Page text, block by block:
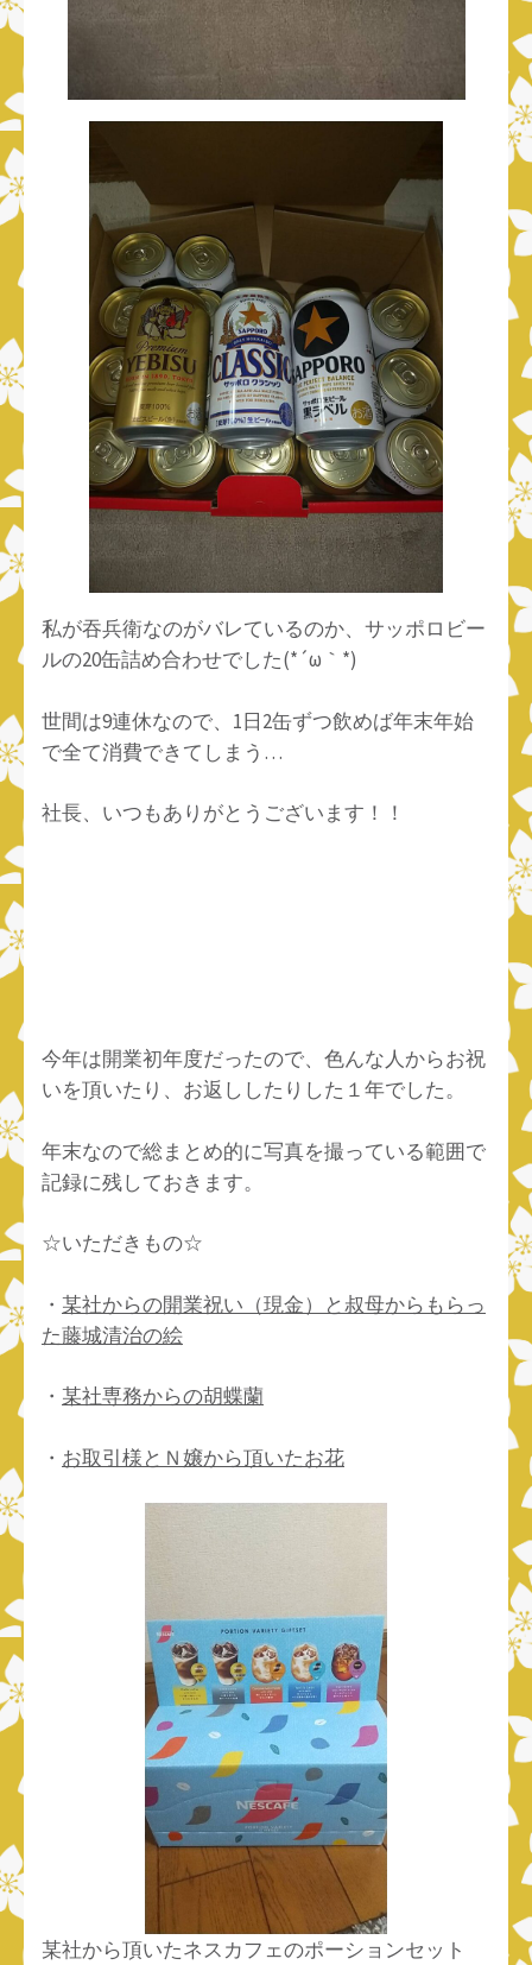
私が吞兵衛なのがバレているのか、サッポロビー
ルの20缶詰め合わせでした(*´ω｀*)
世間は9連休なので、1日2缶ずつ飲めば年末年始
で全て消費できてしまう…
社長、いつもありがとうございます！！
今年は開業初年度だったので、色んな人からお祝
いを頂いたり、お返ししたりした１年でした。
年末なので総まとめ的に写真を撮っている範囲で
記録に残しておきます。
☆いただきもの☆
・ 某社からの開業祝い（現金）と叔母からもらっ
た藤城清治の絵
・ 某社専務からの胡蝶蘭
・ お取引様とＮ嬢から頂いたお花
某社から頂いたネスカフェのポーションセット